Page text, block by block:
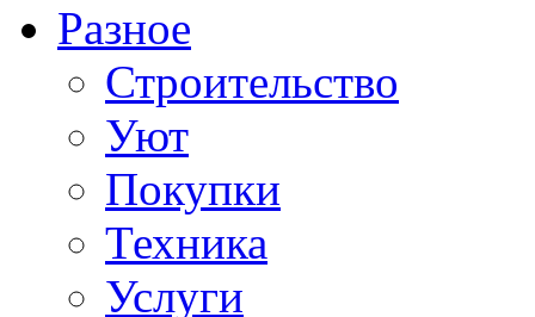
Разное
Строительство
Уют
Покупки
Техника
Услуги